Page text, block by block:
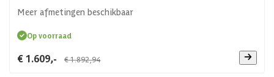
Meer afmetingen beschikbaar
Op voorraad
€ 1.609,- € 1.892,94